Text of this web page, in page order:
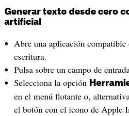
Generar texto desde cero
artificial
Abre una aplicación compatible
escritura.
Pulsa sobre un campo de
Selecciona la opción
en el menú flotante o,
el botón con el icono de Apple